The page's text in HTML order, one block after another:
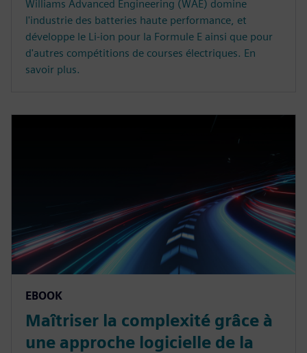
Williams Advanced Engineering (WAE) domine
l'industrie des batteries haute performance, et
développe le Li-ion pour la Formule E ainsi que pour
d'autres compétitions de courses électriques. En
savoir plus.
EBOOK
Maîtriser la complexité grâce à
une approche logicielle de la